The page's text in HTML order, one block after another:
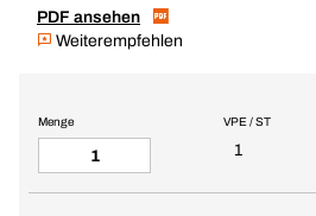
PDF ansehen
Weiterempfehlen
VPE / ST
1
Menge